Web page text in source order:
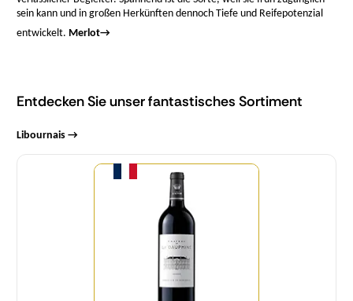
sein kann und in großen Herkünften dennoch Tiefe und Reifepotenzial
entwickelt. Merlot→
Entdecken Sie unser fantastisches Sortiment
Libournais →
Menge